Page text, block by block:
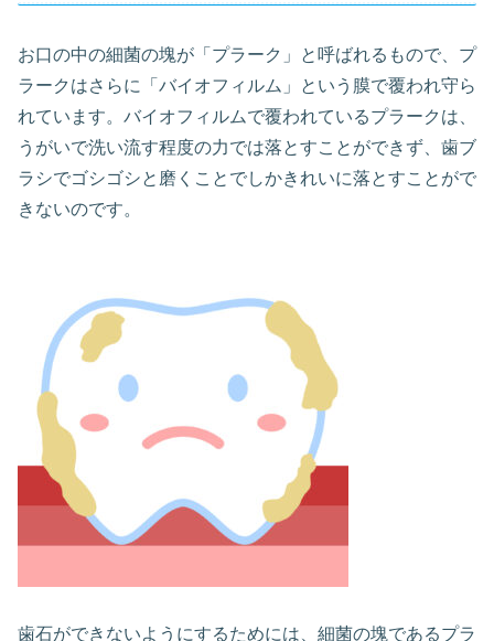
お口の中の細菌の塊が「プラーク」と呼ばれるもので、プ
ラークはさらに「バイオフィルム」という膜で覆われ守ら
れています。バイオフィルムで覆われているプラークは、
うがいで洗い流す程度の力では落とすことができず、歯ブ
ラシでゴシゴシと磨くことでしかきれいに落とすことがで
きないのです。
歯石ができないようにするためには、細菌の塊であるプラ